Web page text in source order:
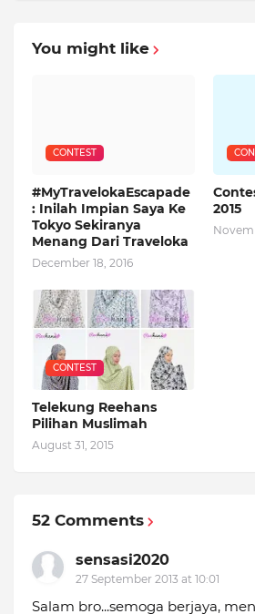
You might like
CONTEST
#MyTravelokaEscapade
: Inilah Impian Saya Ke
Tokyo Sekiranya
Menang Dari Traveloka
December 18, 2016
2015
CONTEST
Telekung Reehans
Pilihan Muslimah
August 31, 2015
52 Comments
sensasi2020
27 September 2013 at 10:01
Salam bro...semoga berjaya,